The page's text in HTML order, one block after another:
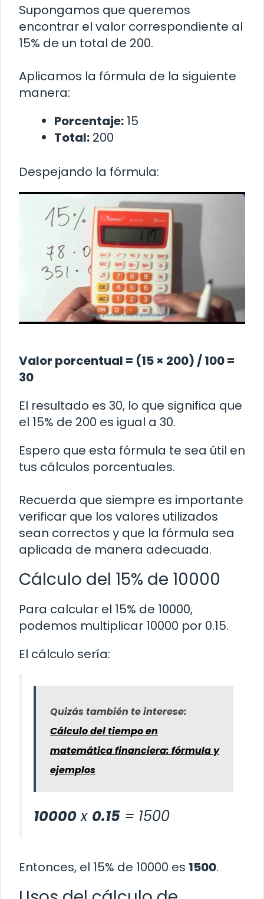
Supongamos que queremos
encontrar el valor correspondiente al
15% de un total de 200.
Aplicamos la fórmula de la siguiente
manera:
Porcentaje: 15
Total: 200
Despejando la fórmula:
Valor porcentual = (15 × 200) / 100 =
30
El resultado es 30, lo que significa que
el 15% de 200 es igual a 30.
Espero que esta fórmula te sea útil en
tus cálculos porcentuales.
Recuerda que siempre es importante
verificar que los valores utilizados
sean correctos y que la fórmula sea
aplicada de manera adecuada.
Cálculo del 15% de 10000
Para calcular el 15% de 10000,
podemos multiplicar 10000 por 0.15.
El cálculo sería:
Quizás también te interese:
Cálculo del tiempo en
matemática financiera: fórmula y
ejemplos
10000x 0.15 = 1500
Entonces, el 15% de 10000 es 1500.